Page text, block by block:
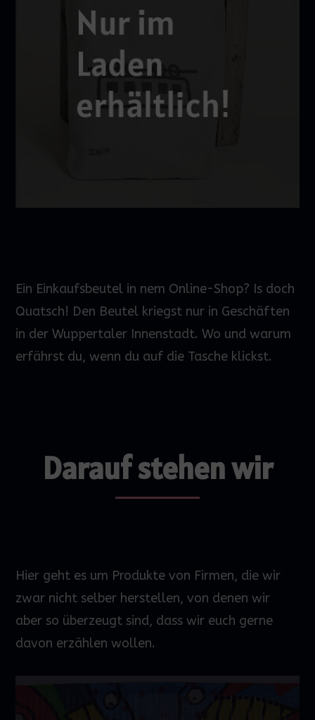
Ein Einkaufsbeutel in nem Online-Shop? Is doch
Quatsch! Den Beutel kriegst nur in Geschäften
in der Wuppertaler Innenstadt. Wo und warum
erfährst du, wenn du auf die Tasche klickst.
Darauf stehen wir
Hier geht es um Produkte von Firmen, die wir
zwar nicht selber herstellen, von denen wir
aber so überzeugt sind, dass wir euch gerne
davon erzählen wollen.